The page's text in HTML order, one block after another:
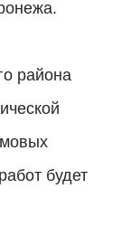
района
будет